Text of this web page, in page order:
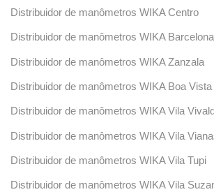
Distribuidor de manômetros WIKA Centro
Distribuidor de manômetros WIKA Barcelona
Distribuidor de manômetros WIKA Zanzala
Distribuidor de manômetros WIKA Boa Vista
Distribuidor de manômetros WIKA Vila
Distribuidor de manômetros WIKA Vila
Distribuidor de manômetros WIKA Vila Tupi
Distribuidor de manômetros WIKA Vila